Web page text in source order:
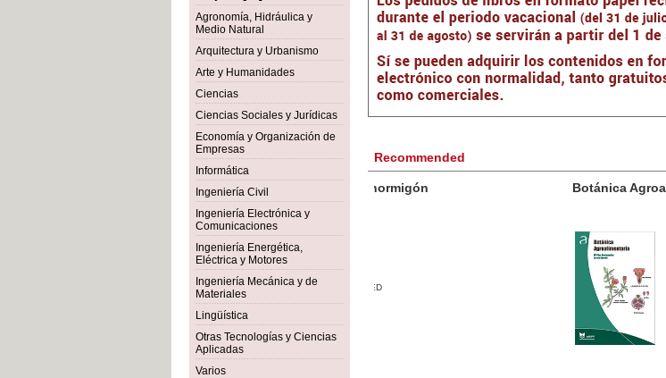
Agronomía, Hidráulica y
Medio Natural
Arquitectura y Urbanismo
Arte y Humanidades
Ciencias
Ciencias Sociales y Jurídicas
Economía y Organización de
Empresas
Informática
Ingeniería Civil
Ingeniería Electrónica y
Comunicaciones
Ingeniería Energética,
Eléctrica y Motores
Ingeniería Mecánica y de
Materiales
Lingüística
Otras Tecnologías y Ciencias
Aplicadas
Varios
Recommended
Botánica Agroalimentaria
VAT INCLUDED